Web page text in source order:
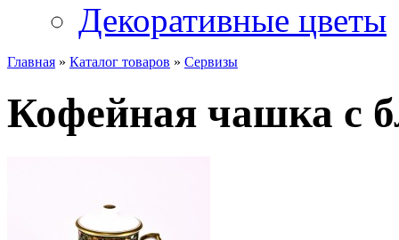
Декоративные цветы
Главная » Каталог товаров » Сервизы
Кофейная чашка с